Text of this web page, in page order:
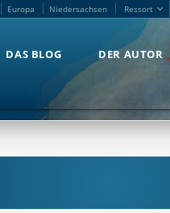
Europa Niedersachsen Ressort
DAS BLOG DER AUTOR
Europa Niedersachsen Ressort
DAS BLOG DER AUTOR